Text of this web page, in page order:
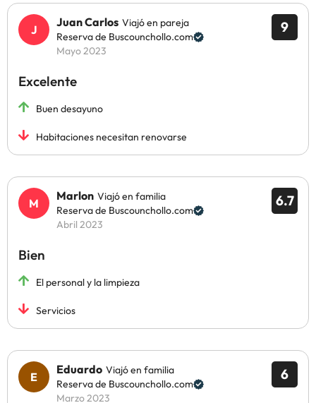
9
Juan Carlos Viajó en pareja
Reserva de Buscounchollo.com
Mayo 2023
Excelente
Buen desayuno
Habitaciones necesitan renovarse
6.7
Marlon Viajó en familia
Reserva de Buscounchollo.com
Abril 2023
Bien
El personal y la limpieza
Servicios
6
Eduardo Viajó en familia
Reserva de Buscounchollo.com
Marzo 2023